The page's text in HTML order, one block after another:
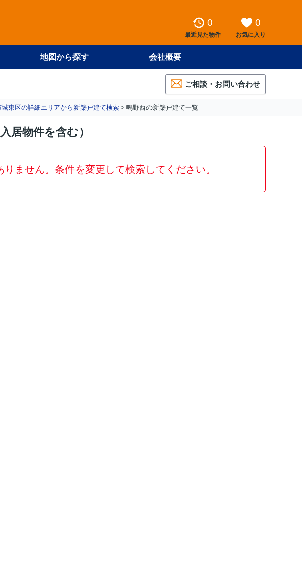
0
最近見た物件
0
お気に入り
地図から探す 会社概要
ご相談・お問い合わせ
城東区の詳細エリアから新築戸建て検索 鴫野西の新築戸建て一覧
居物件を含む）
ません。条件を変更して検索してください。